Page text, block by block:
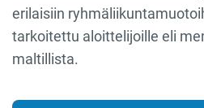
erilaisiin
tarkoitettu aloittelijoille eli
maltillista.